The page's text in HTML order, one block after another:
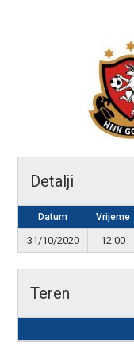
Detalji
Datum Vrijeme
31/10/2020 12:00
Teren